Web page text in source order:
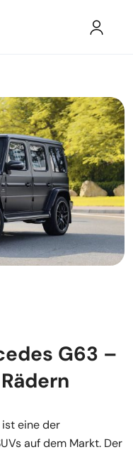
G63 –
eine der
auf dem Markt. Der